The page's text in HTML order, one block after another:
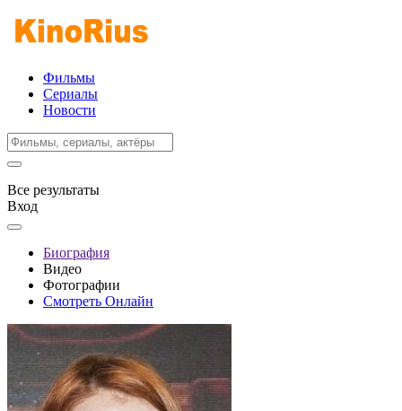
Фильмы
Сериалы
Новости
Все результаты
Вход
Биография
Видео
Фотографии
Смотреть Онлайн